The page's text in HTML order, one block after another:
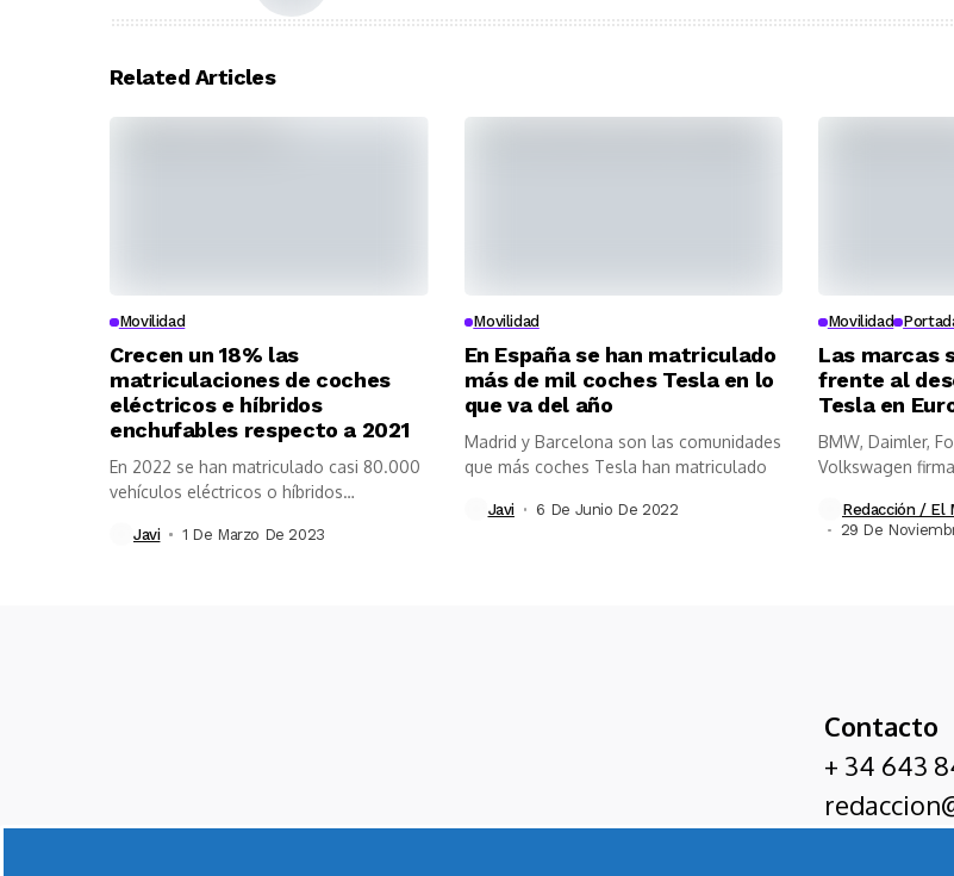
Related Articles
Movilidad
Crecen un 18% las
matriculaciones de coches
eléctricos e híbridos
enchufables respecto a 2021
En 2022 se han matriculado casi 80.000
vehículos eléctricos o híbridos
Javi 1 De Marzo De 2023
Movilidad
En España se han matriculado
más de mil coches Tesla en lo
que va del año
Madrid y Barcelona son las comunidades
que más coches Tesla han matriculado
Javi 6 De Junio De 2022
Movilidad
Las marcas
frente al
Tesla en
BMW, Daimler,
Volkswagen
Redacción / El
29 De
Contacto
+ 34 643